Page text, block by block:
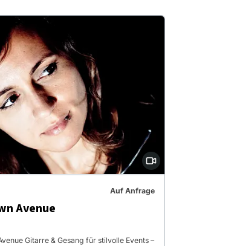
Auf Anfrage
Avenue
Gitarre & Gesang für stilvolle Events –